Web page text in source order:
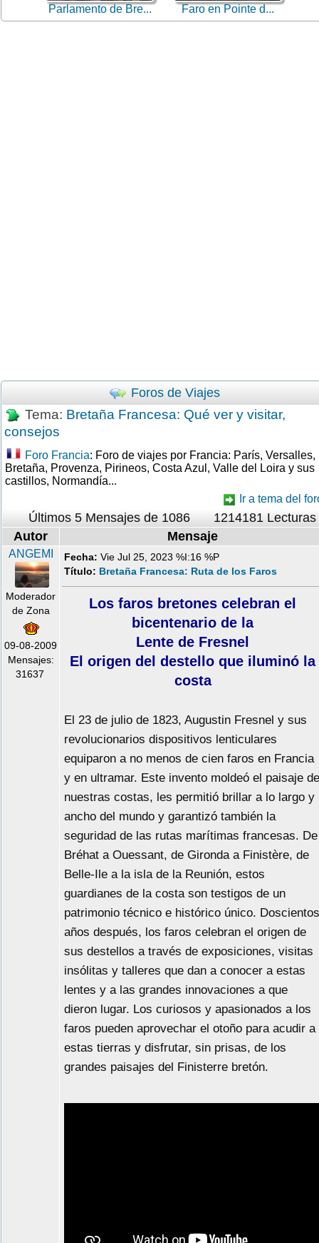
Parlamento de Bre... Faro en Pointe d...
Foros de Viajes
Tema: Bretaña Francesa: Qué ver y visitar,
consejos
Foro Francia: Foro de viajes por Francia: París, Versalles,
Bretaña, Provenza, Pirineos, Costa Azul, Valle del Loira y sus
castillos, Normandía...
Ir a tema del
Últimos 5 Mensajes de 1086
1214181 Lecturas
Autor
Mensaje
ANGEMI
Moderador
de Zona
09-08-2009
Mensajes:
31637
Fecha: Vie Jul 25, 2023 %I:16 %P
Título: Bretaña Francesa: Ruta de los Faros
Los faros bretones celebran el
bicentenario de la
Lente de Fresnel
El origen del destello que iluminó la
costa
El 23 de julio de 1823, Augustin Fresnel y sus
revolucionarios dispositivos lenticulares
equiparon a no menos de cien faros en Francia
y en ultramar. Este invento moldeó el paisaje de
nuestras costas, les permitió brillar a lo largo y
ancho del mundo y garantizó también la
seguridad de las rutas marítimas francesas. De
Bréhat a Ouessant, de Gironda a Finistère, de
Belle-Ile a la isla de la Reunión, estos
guardianes de la costa son testigos de un
patrimonio técnico e histórico único. Doscientos
años después, los faros celebran el origen de
sus destellos a través de exposiciones, visitas
insólitas y talleres que dan a conocer a estas
lentes y a las grandes innovaciones a que
dieron lugar. Los curiosos y apasionados a los
faros pueden aprovechar el otoño para acudir a
estas tierras y disfrutar, sin prisas, de los
grandes paisajes del Finisterre bretón.